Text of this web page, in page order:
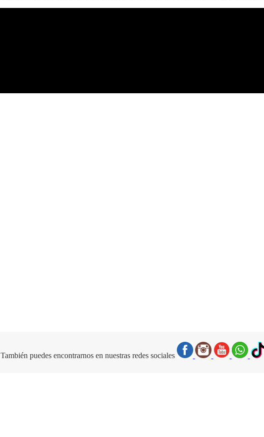
También puedes encontrarnos en nuestras redes sociales